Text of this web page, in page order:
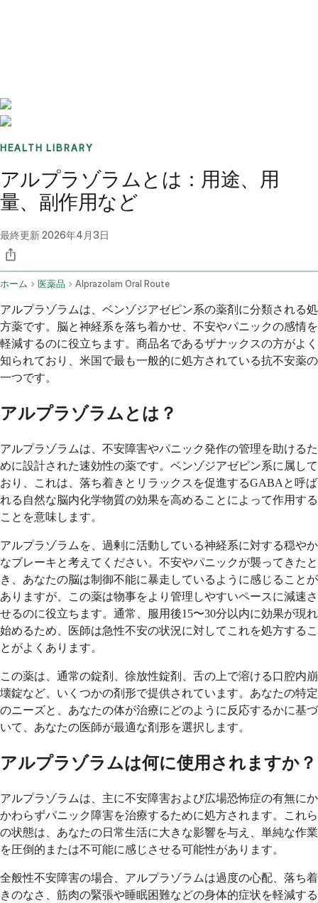
HEALTH LIBRARY
アルプラゾラムとは：用途、用
量、副作用など
最終更新2026年4月3日
ホーム 医薬品 Alprazolam Oral Route
アルプラゾラムは、ベンゾジアゼピン系の薬剤に分類される処
方薬です。脳と神経系を落ち着かせ、不安やパニックの感情を
軽減するのに役立ちます。商品名であるザナックスの方がよく
知られており、米国で最も一般的に処方されている抗不安薬の
一つです。
アルプラゾラムとは？
アルプラゾラムは、不安障害やパニック発作の管理を助けるた
めに設計された速効性の薬です。ベンゾジアゼピン系に属して
おり、これは、落ち着きとリラックスを促進するGABAと呼ば
れる自然な脳内化学物質の効果を高めることによって作用する
ことを意味します。
アルプラゾラムを、過剰に活動している神経系に対する穏やか
なブレーキと考えてください。不安やパニックが襲ってきたと
き、あなたの脳は制御不能に暴走しているように感じることが
ありますが、この薬は物事をより管理しやすいペースに減速さ
せるのに役立ちます。通常、服用後15〜30分以内に効果が現れ
始めるため、医師は急性不安の状況に対してこれを処方するこ
とがよくあります。
この薬は、通常の錠剤、徐放性錠剤、舌の上で溶ける口腔内崩
壊錠など、いくつかの剤形で提供されています。あなたの特定
のニーズと、あなたの体が治療にどのように反応するかに基づ
いて、あなたの医師が最適な剤形を選択します。
アルプラゾラムは何に使用されますか？
アルプラゾラムは、主に不安障害および広場恐怖症の有無にか
かわらずパニック障害を治療するために処方されます。これら
の状態は、あなたの日常生活に大きな影響を与え、単純な作業
を圧倒的または不可能に感じさせる可能性があります。
全般性不安障害の場合、アルプラゾラムは過度の心配、落ち着
きのなさ、筋肉の緊張や睡眠困難などの身体的症状を軽減する